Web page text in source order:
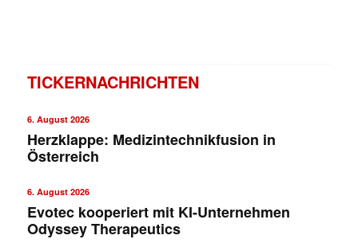
TICKERNACHRICHTEN
6. August 2026
Herzklappe: Medizintechnikfusion in
Österreich
6. August 2026
Evotec kooperiert mit KI-Unternehmen
Odyssey Therapeutics